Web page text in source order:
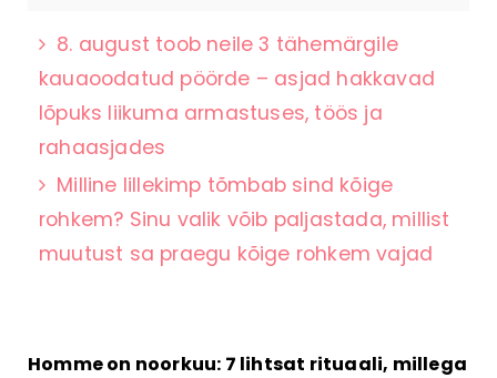
8. august toob neile 3 tähemärgile
kauaoodatud pöörde – asjad hakkavad
lõpuks liikuma armastuses, töös ja
rahaasjades
Milline lillekimp tõmbab sind kõige
rohkem? Sinu valik võib paljastada, millist
muutust sa praegu kõige rohkem vajad
Homme on noorkuu: 7 lihtsat rituaali, millega